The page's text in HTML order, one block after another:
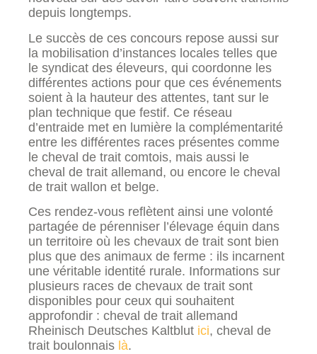
depuis longtemps.
Le succès de ces concours repose aussi sur
la mobilisation d’instances locales telles que
le syndicat des éleveurs, qui coordonne les
différentes actions pour que ces événements
soient à la hauteur des attentes, tant sur le
plan technique que festif. Ce réseau
d’entraide met en lumière la complémentarité
entre les différentes races présentes comme
le cheval de trait comtois, mais aussi le
cheval de trait allemand, ou encore le cheval
de trait wallon et belge.
Ces rendez-vous reflètent ainsi une volonté
partagée de pérenniser l’élevage équin dans
un territoire où les chevaux de trait sont bien
plus que des animaux de ferme : ils incarnent
une véritable identité rurale. Informations sur
plusieurs races de chevaux de trait sont
disponibles pour ceux qui souhaitent
approfondir : cheval de trait allemand
Rheinisch Deutsches Kaltblut ici, cheval de
trait boulonnais là.